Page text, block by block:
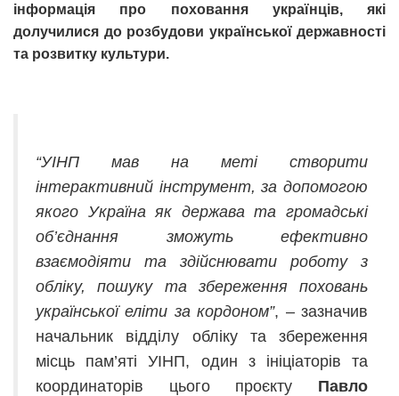
інформація про поховання українців, які
долучилися до розбудови української державності
та розвитку культури.
“УІНП мав на меті створити
інтерактивний інструмент, за допомогою
якого Україна як держава та громадські
об’єднання зможуть ефективно
взаємодіяти та здійснювати роботу з
обліку, пошуку та збереження поховань
української еліти за кордоном”, – зазначив
начальник відділу обліку та збереження
місць пам’яті УІНП, один з ініціаторів та
координаторів цього проєкту Павло